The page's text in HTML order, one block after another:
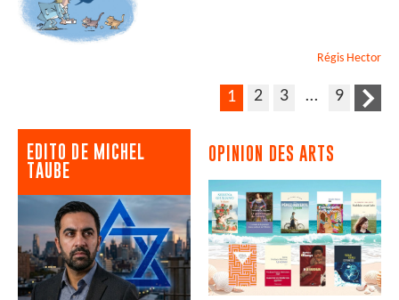
Régis Hector
1 2 3 … 9
EDITO DE MICHEL
TAUBE
OPINION DES ARTS